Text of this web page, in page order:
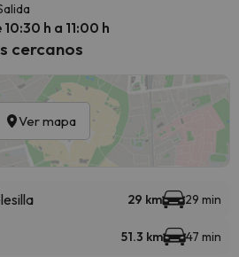
10:30 h a 11:00 h
cercanos
Ver mapa
29 km 29 min
51.3 km 47 min